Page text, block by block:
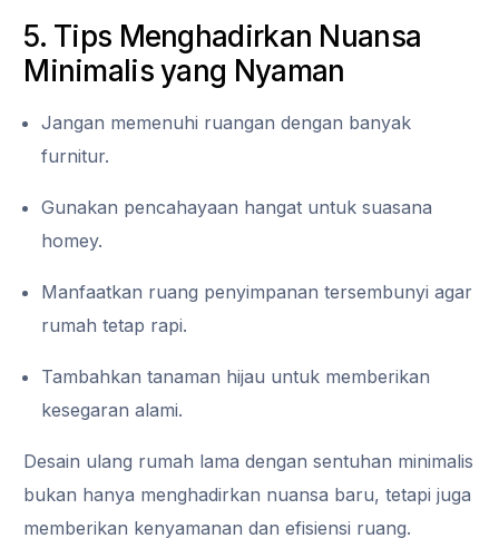
5. Tips Menghadirkan Nuansa
Minimalis yang Nyaman
Jangan memenuhi ruangan dengan banyak
furnitur.
Gunakan pencahayaan hangat untuk suasana
homey.
Manfaatkan ruang penyimpanan tersembunyi agar
rumah tetap rapi.
Tambahkan tanaman hijau untuk memberikan
kesegaran alami.
Desain ulang rumah lama dengan sentuhan minimalis
bukan hanya menghadirkan nuansa baru, tetapi juga
memberikan kenyamanan dan efisiensi ruang.